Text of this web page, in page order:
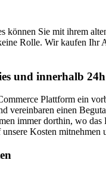
Sie mit ihrem
Rolle. Wir kaufen
und innerhalb
Plattform ein
vereinbaren einen
immer dorthin, wo
Kosten mitnehmen